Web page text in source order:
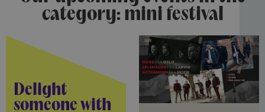
category: mini festival
Delight
someone with